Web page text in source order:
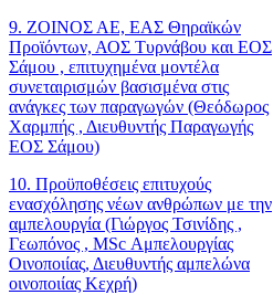
9. ΖΟΙΝΟΣ ΑΕ, ΕΑΣ Θηραϊκών
Προϊόντων, ΑΟΣ Τυρνάβου και ΕΟΣ
Σάμου , επιτυχημένα μοντέλα
συνεταιρισμών βασισμένα στις
ανάγκες των παραγωγών (Θεόδωρος
Χαρμπής , Διευθυντής Παραγωγής
ΕΟΣ Σάμου)
10. Προϋποθέσεις επιτυχούς
ενασχόλησης νέων ανθρώπων με την
αμπελουργία (Γιώργος Τσινίδης ,
Γεωπόνος , MSc Αμπελουργίας
Οινοποιίας, Διευθυντής αμπελώνα
οινοποιίας Κεχρή)